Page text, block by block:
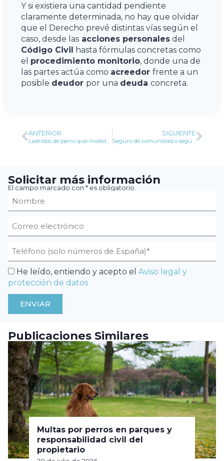
Y si existiera una cantidad pendiente
claramente determinada, no hay que olvidar
que el Derecho prevé distintas vías según el
caso, desde las acciones personales del
Código Civil hasta fórmulas concretas como
el procedimiento monitorio, donde una de
las partes actúa como acreedor frente a un
posible deudor por una deuda concreta.
ANTERIOR
Ladridos de perro que molestan a los vecinos, ¿qué dice la ley?
SIGUIENTE
Seguro de comunidad o seguro de hogar, ¿cuándo interviene cada uno?
Solicitar más información
El campo marcado con * es obligatorio.
He leído, entiendo y acepto el Aviso legal y
protección de datos
ENVIAR
Publicaciones Similares
Multas por perros en parques y
responsabilidad civil del
propietario